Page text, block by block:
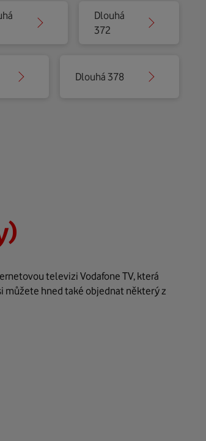
Dlouhá
372
Dlouhá 378
televizi Vodafone TV, která
můžete hned také objednat některý z